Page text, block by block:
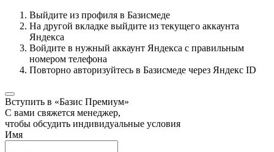
Выйдите из профиля в Базисмеде
На другой вкладке выйдите из текущего аккаунта
Яндекса
Войдите в нужный аккаунт Яндекса с правильным
номером телефона
Повторно авторизуйтесь в Базисмеде через Яндекс ID
Вступить в «Базис Премиум»
С вами свяжется менеджер,
чтобы обсудить индивидуальные условия
Имя